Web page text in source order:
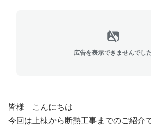
広告を表示できませんでし
皆様 こんにちは
今回は上棟から断熱工事までのご紹介